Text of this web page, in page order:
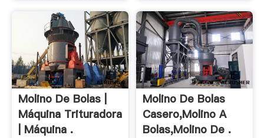
Molino De Bolas |
Máquina Trituradora
| Máquina .
Molino De Bolas
Casero,molino A
Bolas,molino De .